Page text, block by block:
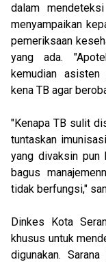
dalam
menyampaikan
pemeriksaan
yang ada.
kemudian asisten
kena TB agar
"Kenapa TB sulit
tuntaskan
yang divaksin pun
bagus
tidak berfungsi,"
Dinkes Kota
khusus untuk
digunakan.